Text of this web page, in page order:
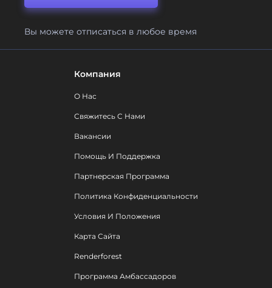
Вы можете отписаться в любое время
Компания
О Нас
Свяжитесь С Нами
Вакансии
Помощь И Поддержка
Партнерская Программа
Политика Конфиденциальности
Условия И Положения
Карта Сайта
Renderforest
Программа Амбассадоров